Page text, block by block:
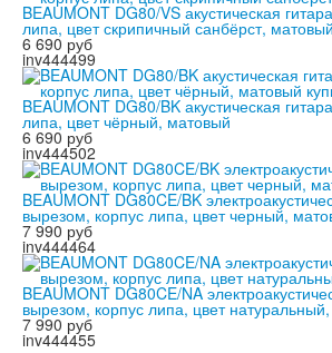
BEAUMONT DG80/VS акустическая
липа, цвет скрипичный санбёрст, матовый
6 690 руб
inv444499
BEAUMONT DG80/BK акустическая
липа, цвет чёрный, матовый
6 690 руб
inv444502
BEAUMONT DG80CE/BK
вырезом, корпус липа, цвет черный,
7 990 руб
inv444464
BEAUMONT DG80CE/NA
вырезом, корпус липа, цвет
7 990 руб
inv444455